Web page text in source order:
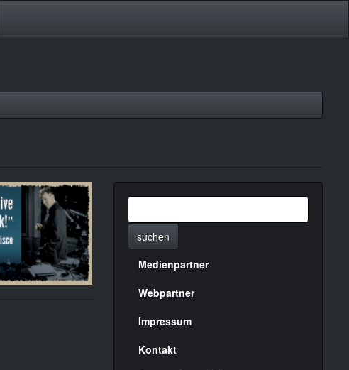
suchen
Menülinks
rechte
Seite
Medienpartner
Webpartner
Impressum
Kontakt